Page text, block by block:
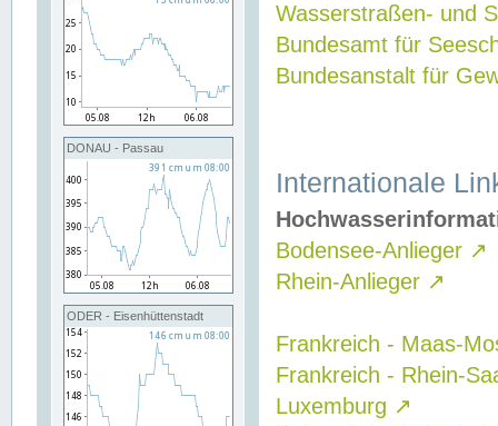
DONAU - Passau
ODER - Eisenhüttenstadt
Wasserstraßen- und
Bundesamt für
Bundesanstalt für
Internationale
Bodensee-Anlieger ↗
Rhein-Anlieger ↗
Frankreich - Maas-
Frankreich - Rhein-
Luxemburg ↗